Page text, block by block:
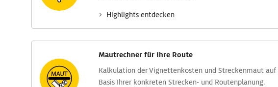
Highlights entdecken
Mautrechner für Ihre Route
Kalkulation der Vignettenkosten und Streckenmaut auf
Basis Ihrer konkreten Strecken- und Routenplanung.